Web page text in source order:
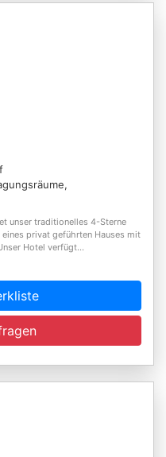
unser traditionelles 4-Sterne
privat geführten Hauses mit
Hotel verfügt...